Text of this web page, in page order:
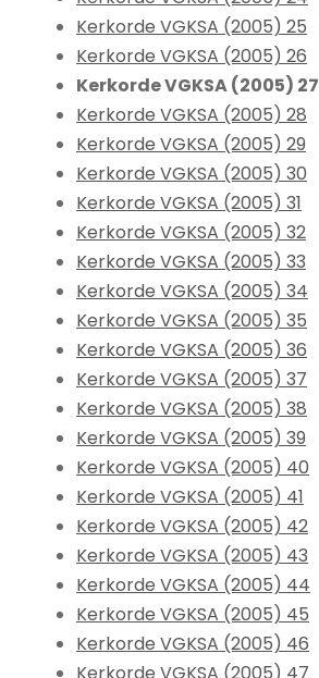
Kerkorde VGKSA (2005) 25
Kerkorde VGKSA (2005) 26
Kerkorde VGKSA (2005) 27
Kerkorde VGKSA (2005) 28
Kerkorde VGKSA (2005) 29
Kerkorde VGKSA (2005) 30
Kerkorde VGKSA (2005) 31
Kerkorde VGKSA (2005) 32
Kerkorde VGKSA (2005) 33
Kerkorde VGKSA (2005) 34
Kerkorde VGKSA (2005) 35
Kerkorde VGKSA (2005) 36
Kerkorde VGKSA (2005) 37
Kerkorde VGKSA (2005) 38
Kerkorde VGKSA (2005) 39
Kerkorde VGKSA (2005) 40
Kerkorde VGKSA (2005) 41
Kerkorde VGKSA (2005) 42
Kerkorde VGKSA (2005) 43
Kerkorde VGKSA (2005) 44
Kerkorde VGKSA (2005) 45
Kerkorde VGKSA (2005) 46
Kerkorde VGKSA (2005) 47